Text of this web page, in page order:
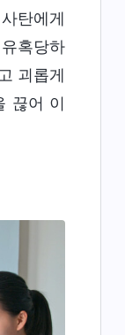
탄에게
혹당하
괴롭게
끊어 이